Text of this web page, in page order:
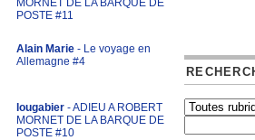
MORNET DE LA BARQUE DE
POSTE #11
Alain Marie - Le voyage en
Allemagne #4
lougabier - ADIEU A ROBERT
MORNET DE LA BARQUE DE
POSTE #10